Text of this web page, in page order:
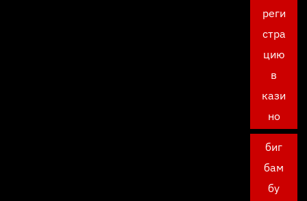
реги
стра
цию
в
кази
но
биг
бам
бу